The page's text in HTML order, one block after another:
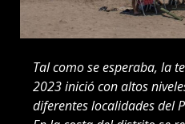
Tal como se esperaba, la
2023 inició con altos
diferentes localidades del